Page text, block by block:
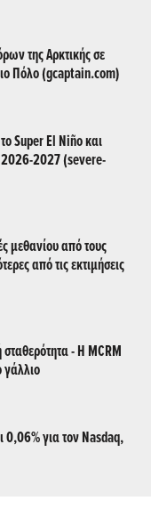
της Αρκτικής σε
Πόλο (gcaptain.com)
Super El Niño και
2027 (severe-
μεθανίου από τους
από τις εκτιμήσεις
- Η MCRM
για τον Nasdaq,